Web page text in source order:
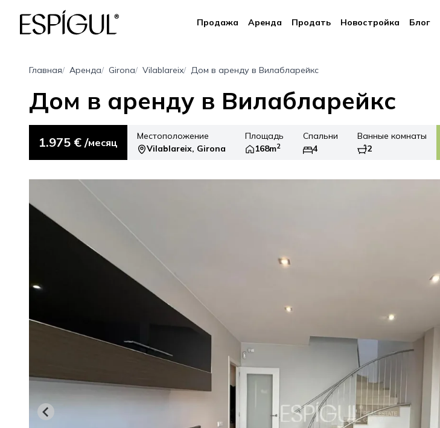
Продажа Аренда Продать Новостройка Блог
Главная Аренда Girona Vilablareix Дом в аренду в Вилабларейкс
Дом в аренду в Вилабларейкс
1.975 € /месяц
Местоположение
Vilablareix, Girona
Площадь
168m2
Спальни
4
Ванные комнаты
2